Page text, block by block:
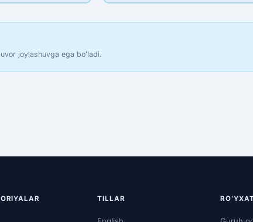
joylashuvga ega boʻladi.
TILLAR